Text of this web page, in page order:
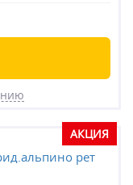
АКЦИЯ
рет